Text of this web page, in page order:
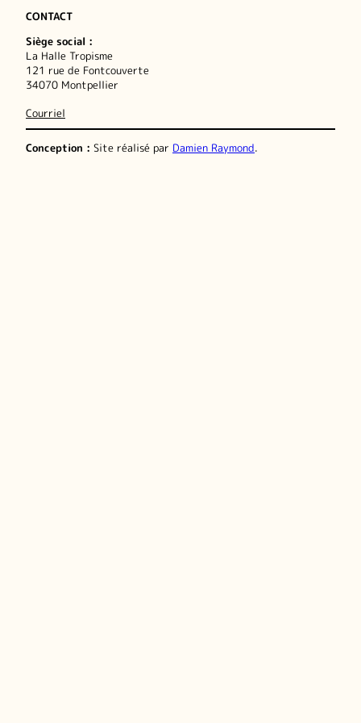
CONTACT
Siège social :
La Halle Tropisme
121 rue de Fontcouverte
34070 Montpellier
Courriel
Conception : Site réalisé par Damien Raymond.